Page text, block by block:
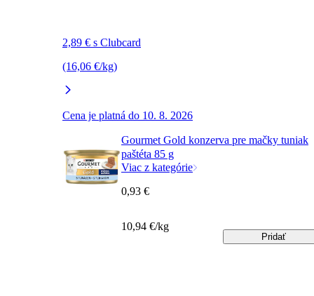
2,89 € s Clubcard
(16,06 €/kg)
Cena je platná do 10. 8. 2026
Gourmet Gold konzerva pre mačky tuniak
paštéta 85 g
Viac z kategórie
0,93 €
10,94 €/kg
Pridať